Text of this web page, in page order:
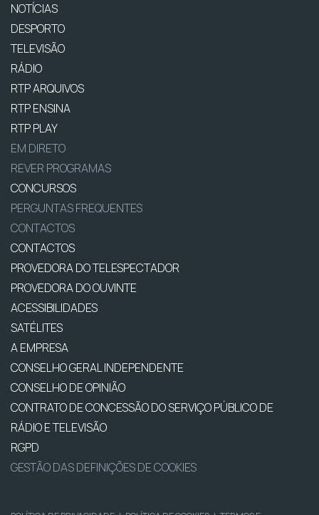
NOTÍCIAS
DESPORTO
TELEVISÃO
RÁDIO
RTP ARQUIVOS
RTP ENSINA
RTP PLAY
EM DIRETO
REVER PROGRAMAS
CONCURSOS
PERGUNTAS FREQUENTES
CONTACTOS
CONTACTOS
PROVEDORA DO TELESPECTADOR
PROVEDORA DO OUVINTE
ACESSIBILIDADES
SATÉLITES
A EMPRESA
CONSELHO GERAL INDEPENDENTE
CONSELHO DE OPINIÃO
CONTRATO DE CONCESSÃO DO SERVIÇO PÚBLICO DE
RÁDIO E TELEVISÃO
RGPD
GESTÃO DAS DEFINIÇÕES DE COOKIES